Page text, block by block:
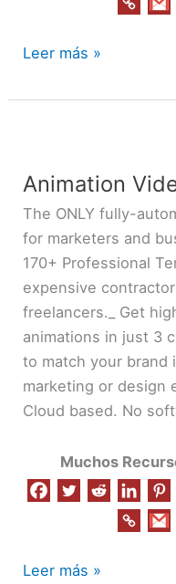
Leer más »
Animation
The ONLY fully-
for marketers and
170+ Professional
expensive
freelancers._ Get
animations in just 3
to match your brand
marketing or design
Cloud based. No
Muchos
|
Software
Leer más »